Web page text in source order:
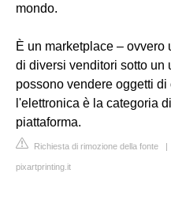
mondo.
È un marketplace – ovvero
di diversi venditori sotto un
possono vendere oggetti
l'elettronica è la categoria
piattaforma.
Richiesta di rimozione della fonte |
pixartprinting.it